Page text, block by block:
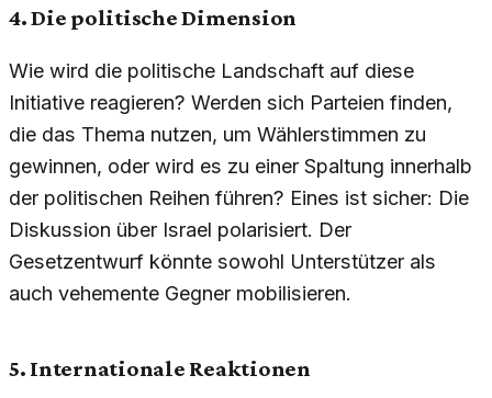
4. Die politische Dimension
Wie wird die politische Landschaft auf diese
Initiative reagieren? Werden sich Parteien finden,
die das Thema nutzen, um Wählerstimmen zu
gewinnen, oder wird es zu einer Spaltung innerhalb
der politischen Reihen führen? Eines ist sicher: Die
Diskussion über Israel polarisiert. Der
Gesetzentwurf könnte sowohl Unterstützer als
auch vehemente Gegner mobilisieren.
5. Internationale Reaktionen